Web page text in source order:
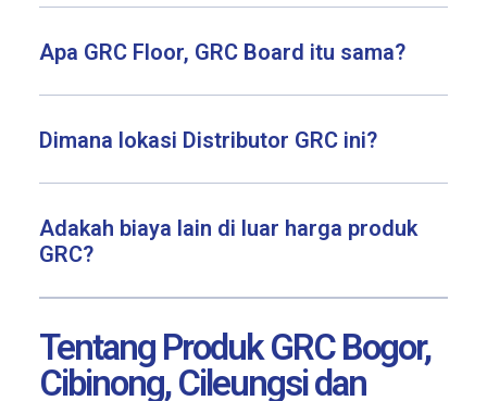
Apa GRC Floor, GRC Board itu sama?
Dimana lokasi Distributor GRC ini?
Adakah biaya lain di luar harga produk
GRC?
Tentang Produk GRC Bogor,
Cibinong, Cileungsi dan